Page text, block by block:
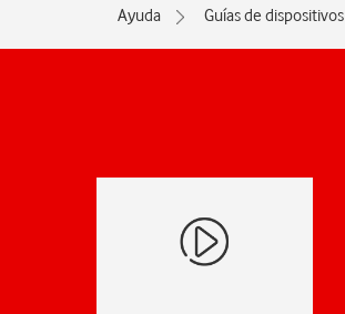
Ayuda Guías de dispositivos